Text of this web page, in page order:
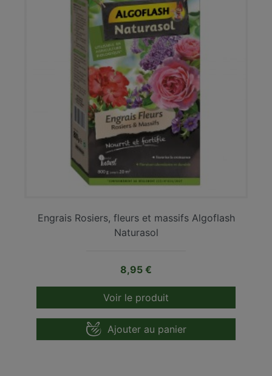
Engrais Rosiers, fleurs et massifs Algoflash
Naturasol
Prix
8,95 €
Voir le produit
Ajouter au panier